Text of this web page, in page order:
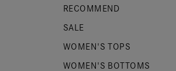
RECOMMEND
SALE
WOMEN'S TOPS
WOMEN'S BOTTOMS